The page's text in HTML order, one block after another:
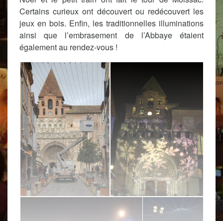
Certains curieux ont découvert ou redécouvert les
jeux en bois. Enfin, les traditionnelles illuminations
ainsi que l’embrasement de l’Abbaye étaient
également au rendez-vous !